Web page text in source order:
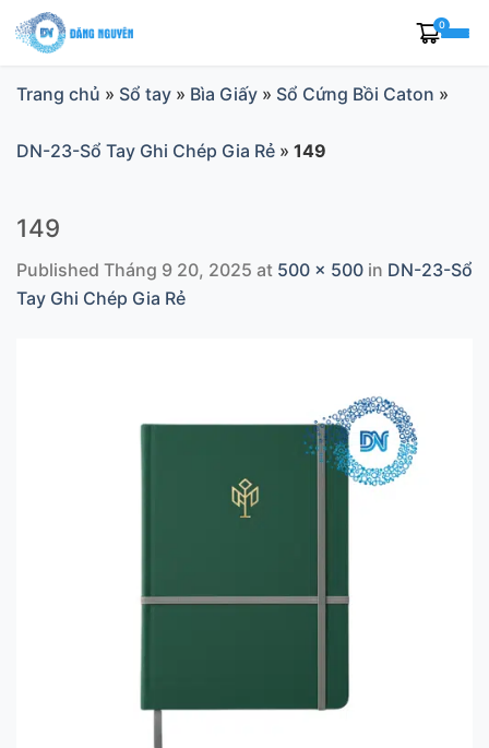
Skip
to
0
Trang chủ » Sổ tay » Bìa Giấy » Sổ Cứng Bồi Caton »
DN-23-Sổ Tay Ghi Chép Gia Rẻ » 149
149
Published Tháng 9 20, 2025 at 500 × 500 in DN-23-Sổ
Tay Ghi Chép Gia Rẻ